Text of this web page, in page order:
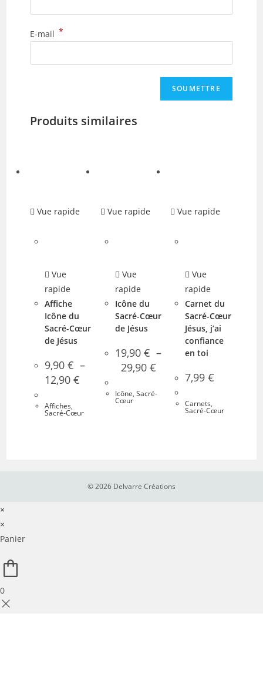
E-mail *
Produits similaires
Vue rapide
Vue
rapide
Affiche
Icône du
Sacré-Cœur
de Jésus
9,90€ –
12,90€
à
12,90 €
Affiches,
Sacré-Cœur
Vue rapide
Vue
rapide
Icône du
Sacré-Cœur
de Jésus
19,90 € –
29,90 €Plage
de
prix :
19,90 €
à
29,90 €
Icône, Sacré-
Cœur
Vue rapide
Vue
rapide
Carnet du
Sacré-Cœur
Jésus, j’ai
confiance
en toi
7,99 €
Carnets,
Sacré-Cœur
© 2026 Delvarre Créations
×
×
Panier
0